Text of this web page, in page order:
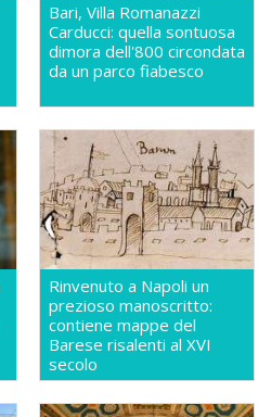
Bari, Villa Romanazzi
Carducci: quella sontuosa
dimora dell'800 circondata
da un parco fiabesco
Rinvenuto a Napoli un
prezioso manoscritto:
contiene mappe del
Barese risalenti al XVI
secolo